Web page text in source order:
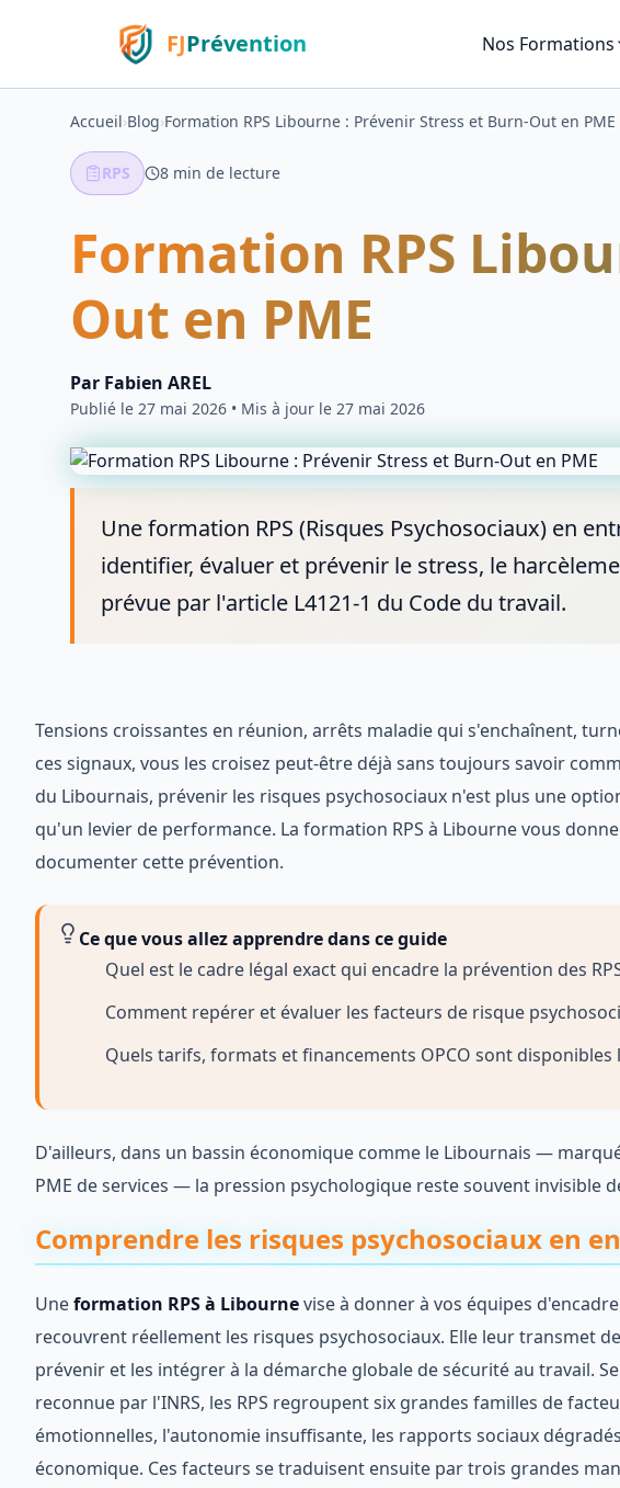
FJPrévention Nos Formations
Accueil›Blog›Formation RPS Libourne : Prévenir Stress et Burn-Out en PME
RPS 8 min de lecture
Formation RPS
Out en PME
Par Fabien AREL
Publié le 27 mai 2026 • Mis à jour le 27 mai 2026
Une formation RPS (Risques Psychosociaux) en
identifier, évaluer et prévenir le stress, le
prévue par l'article L4121-1 du Code du travail.
Tensions croissantes en réunion, arrêts maladie qui s'enchaînent,
ces signaux, vous les croisez peut-être déjà sans toujours savoir
du Libournais, prévenir les risques psychosociaux n'est plus une
qu'un levier de performance. La formation RPS à Libourne vous
documenter cette prévention.
Ce que vous allez apprendre dans ce guide
Quel est le cadre légal exact qui encadre la prévention des
Comment repérer et évaluer les facteurs de risque
Quels tarifs, formats et financements OPCO sont disponibles
D'ailleurs, dans un bassin économique comme le Libournais —
PME de services — la pression psychologique reste souvent invisible
Comprendre les risques psychosociaux en
Uneformation RPS à Libournevise à donner à vos équipes
recouvrent réellement les risques psychosociaux. Elle leur transmet
prévenir et les intégrer à la démarche globale de sécurité au travail.
reconnue par l'INRS, les RPS regroupent six grandes familles de
émotionnelles, l'autonomie insuffisante, les rapports sociaux
économique. Ces facteurs se traduisent ensuite par trois grandes